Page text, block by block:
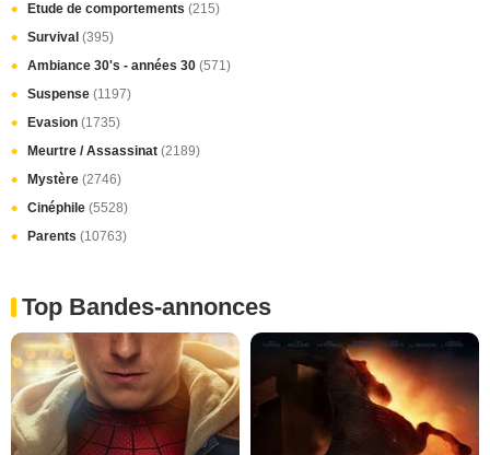
Etude de comportements (215)
Survival (395)
Ambiance 30's - années 30 (571)
Suspense (1197)
Evasion (1735)
Meurtre / Assassinat (2189)
Mystère (2746)
Cinéphile (5528)
Parents (10763)
Top Bandes-annonces